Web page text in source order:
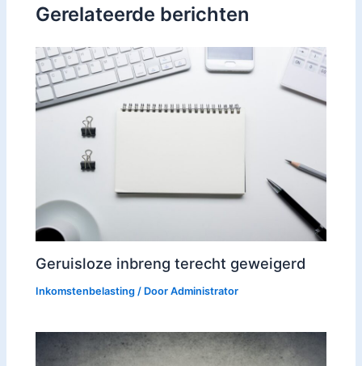
Gerelateerde berichten
Geruisloze inbreng terecht geweigerd
Inkomstenbelasting / DoorAdministrator